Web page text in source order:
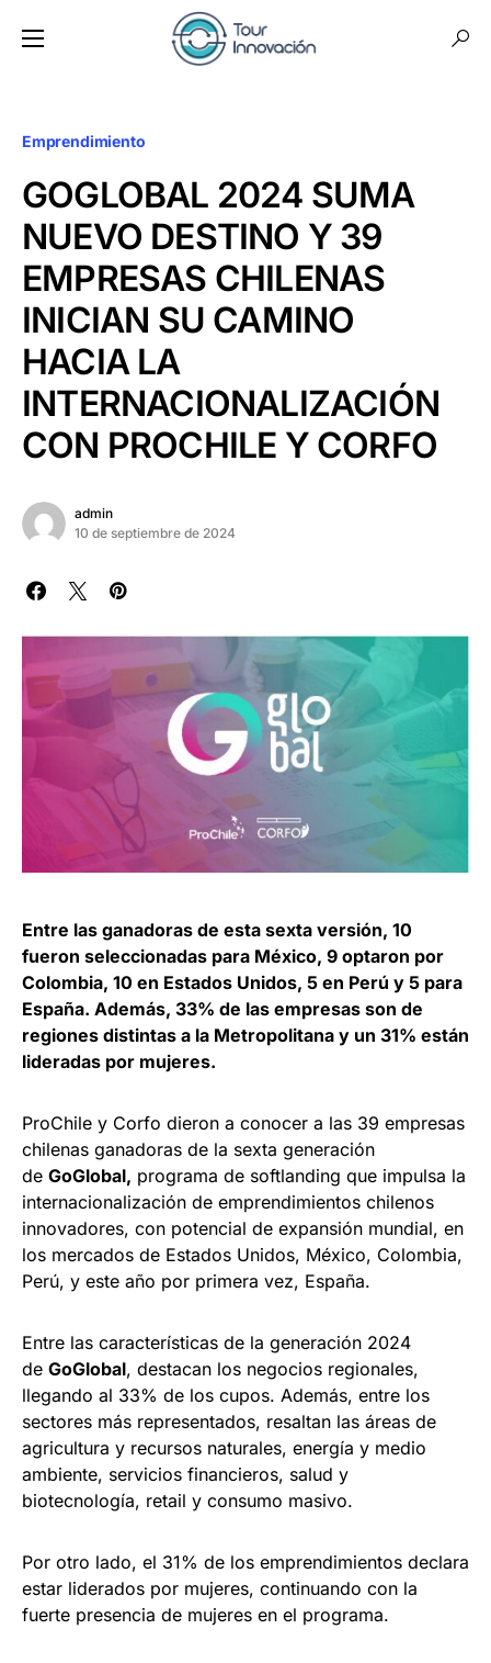
Emprendimiento
GOGLOBAL 2024 SUMA
NUEVO DESTINO Y 39
EMPRESAS CHILENAS
INICIAN SU CAMINO
HACIA LA
INTERNACIONALIZACIÓN
CON PROCHILE Y CORFO
admin
10 de septiembre de 2024
Entre las ganadoras de esta sexta versión, 10
fueron seleccionadas para México, 9 optaron por
Colombia, 10 en Estados Unidos, 5 en Perú y 5 para
España. Además, 33% de las empresas son de
regiones distintas a la Metropolitana y un 31% están
lideradas por mujeres.
ProChile y Corfo dieron a conocer a las 39 empresas
chilenas ganadoras de la sexta generación
de GoGlobal, programa de softlanding que impulsa la
internacionalización de emprendimientos chilenos
innovadores, con potencial de expansión mundial, en
los mercados de Estados Unidos, México, Colombia,
Perú, y este año por primera vez, España.
Entre las características de la generación 2024
de GoGlobal, destacan los negocios regionales,
llegando al 33% de los cupos. Además, entre los
sectores más representados, resaltan las áreas de
agricultura y recursos naturales, energía y medio
ambiente, servicios financieros, salud y
biotecnología, retail y consumo masivo.
Por otro lado, el 31% de los emprendimientos declara
estar liderados por mujeres, continuando con la
fuerte presencia de mujeres en el programa.